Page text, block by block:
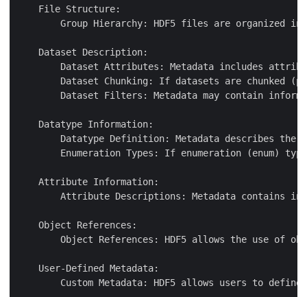
    File Structure:
Group Hierarchy: HDF5 files are organized
    Dataset Description:
Dataset Attributes: Metadata includes
Dataset Chunking: If datasets are chunked
Dataset Filters: Metadata may contain
    Datatype Information:
Datatype Definition: Metadata describes the
Enumeration Types: If enumeration (enum)
    Attribute Information:
Attribute Descriptions: Metadata contains
    Object References:
Object References: HDF5 allows the use of
    User-Defined Metadata:
Custom Metadata: HDF5 allows users to